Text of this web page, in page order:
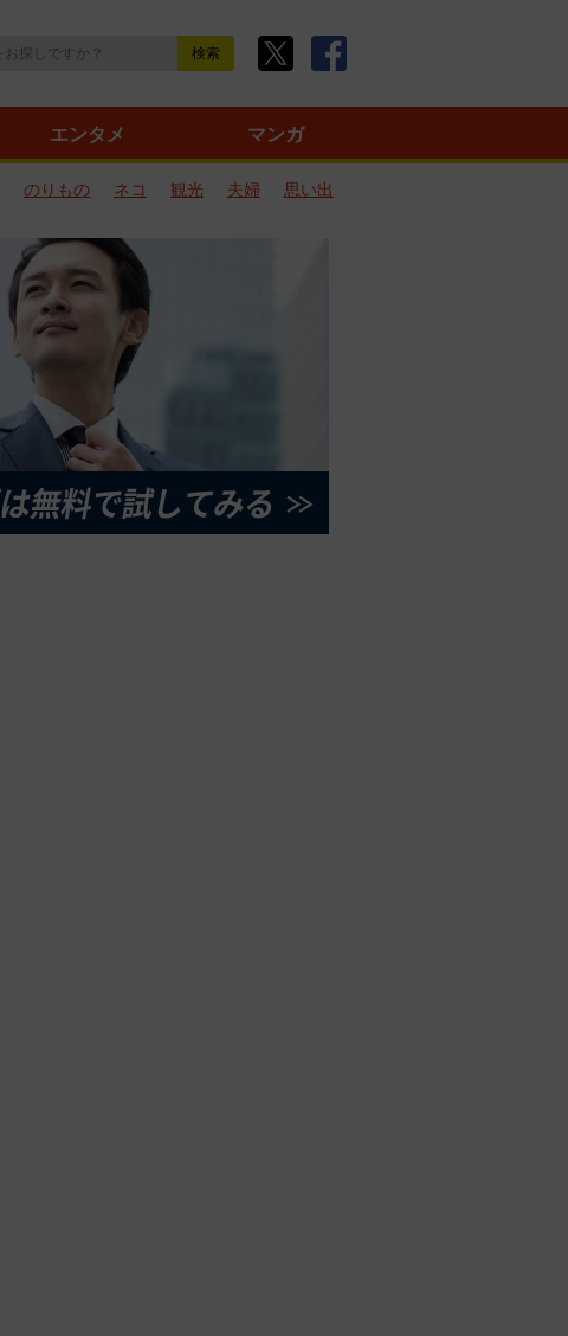
エンタメ マンガ
のりもの ネコ 観光 夫婦
思い出